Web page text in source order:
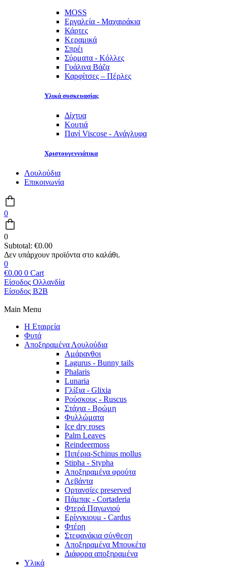
MOSS
Εργαλεία - Μαχαιράκια
Κάρτες
Κεραμικά
Σπρέι
Σύρματα - Κόλλες
Γυάλινα Βάζα
Καρφίτσες – Πέρλες
Υλικά συσκευασίας
Δίχτυα
Κουτιά
Πανί Viscose - Ανάγλυφα
Χριστουγεννιάτικα
Λουλούδια
Επικοινωνία
0
0
Subtotal: €0.00
0
€0.00 0 Cart
Είσοδος Ολλανδία
Είσοδος B2B
Main Menu
Η Εταιρεία
Φυτά
Αποξηραμένα Λουλούδια
Αμάρανθοι
Lagurus - Bunny tails
Phalaris
Lunaria
Γλίξια - Glixia
Ρούσκους - Ruscus
Στάχια - Βρώμη
Φυλλώματα
Ice dry roses
Palm Leaves
Reindeermoss
Πιπέρια-Schinus mollus
Stipha - Stypha
Αποξηραμένα φρούτα
Λεβάντα
Ορτανσίες preserved
Πάμπας - Cortaderia
Φτερά Παγωνιού
Ερίνγκιουμ - Cardus
Φτέρη
Στεφανάκια σύνθεση
Αποξηραμένα Μπουκέτα
Διάφορα αποξηραμένα
Υλικά